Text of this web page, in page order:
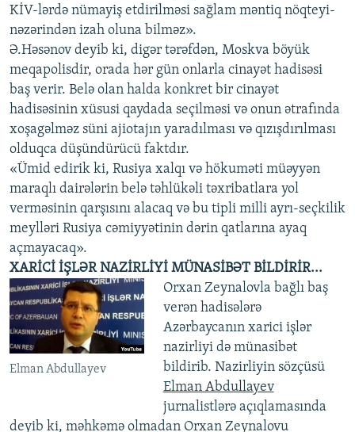
KİV-lərdə nümayiş etdirilməsi sağlam məntiq nöqteyi-
nəzərindən izah oluna bilməz».
Ə.Həsənov deyib ki, digər tərəfdən, Moskva böyük
meqapolisdir, orada hər gün onlarla cinayət hadisəsi
baş verir. Belə olan halda konkret bir cinayət
hadisəsinin xüsusi qaydada seçilməsi və onun ətrafında
xoşagəlməz süni ajiotajın yaradılması və qızışdırılması
olduqca düşündürücü faktdır.
«Ümid edirik ki, Rusiya xalqı və hökuməti müəyyən
maraqlı dairələrin belə təhlükəli təxribatlara yol
verməsinin qarşısını alacaq və bu tipli milli ayrı-seçkilik
meylləri Rusiya cəmiyyətinin dərin qatlarına ayaq
açmayacaq».
XARİCİ İŞLƏR NAZİRLİYİ MÜNASİBƏT BİLDİRİR...
Elman Abdullayev
Orxan Zeynalovla bağlı baş
verən hadisələrə
Azərbaycanın xarici işlər
nazirliyi də münasibət
bildirib. Nazirliyin sözçüsü
Elman Abdullayev
jurnalistlərə açıqlamasında
deyib ki, məhkəmə olmadan Orxan Zeynalovu